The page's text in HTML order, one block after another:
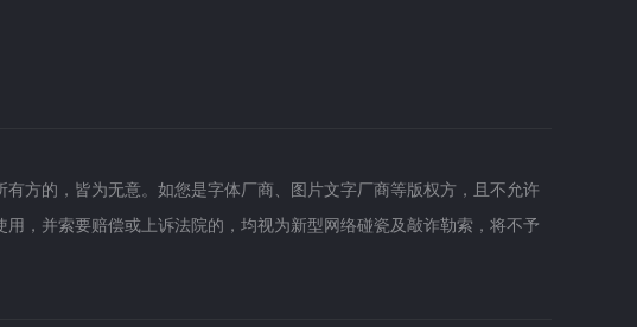
方的，皆为无意。如您是字体厂商、图片文字厂商等版权方，且不允许
，并索要赔偿或上诉法院的，均视为新型网络碰瓷及敲诈勒索，将不予